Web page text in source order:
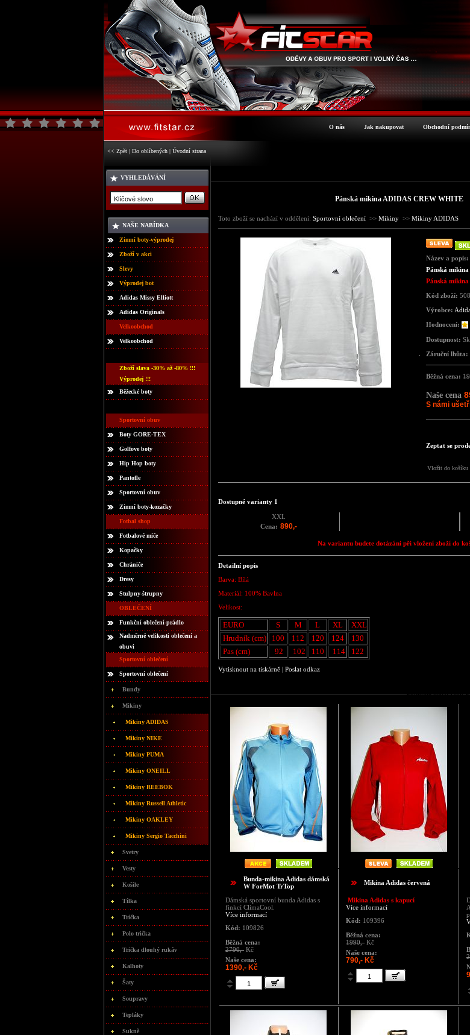
O nás Jak nakupovat Obchodní
<< Zpět | Do oblíbených | Úvodní strana
VYHLEDÁVÁNÍ
NAŠE NABÍDKA
Zimní boty-výprodej
Zboží v akci
Slevy
Výprodej bot
Adidas Missy Elliott
Adidas Originals
Velkoobchod
Velkoobchod
Zboží slava -30% až -80% !!!
Výprodej !!!
Běžecké boty
Sportovní obuv
Boty GORE-TEX
Golfove boty
Hip Hop boty
Pantofle
Sportovní obuv
Zimní boty-kozačky
Fotbal shop
Fotbalové míče
Kopačky
Chrániče
Dresy
Stulpny-štrupny
OBLEČENÍ
Funkční oblečení-prádlo
Nadměrné velikosti oblečení a
obuvi
Sportovní oblečení
Sportovní oblečení
Bundy
Mikiny
Mikiny ADIDAS
Mikiny NIKE
Mikiny PUMA
Mikiny ONEILL
Mikiny REEBOK
Mikiny Russell Athletic
Mikiny OAKLEY
Mikiny Sergio Tacchini
Svetry
Vesty
Košile
Tílka
Trička
Polo trička
Trička dlouhý rukáv
Kalhoty
Šaty
Soupravy
Tepláky
Sukně
Pánská mikina ADIDAS CREW WHITE
Toto zboží se nachází v oddělení: Sportovní oblečení >> Mikiny >> Mikiny ADIDAS
Název a popis:
Pánská
Pánská
Kód zboží:
Výrobce:
Hodnocení:
Dostupnost:
Záruční lhůta:
Běžná cena:
Naše cena
S námi
Zeptat se
Vložit do košíku
Dostupné varianty 1
XXL
Cena: 890,-
Na variantu budete dotázáni při vložení zboží do
Detailní popis
Barva: Bílá
Materiál: 100% Bavlna
Velikost:
EURO S M L XL
XXL
Hrudník (cm)
100 112 120 124
130
Pas (cm)
92 102 110 114 122
Vytisknout na tiskárně | Poslat odkaz
Podobné zboží jako
Bunda-mikina Adidas dámská
W ForMot TrTop
Dámská sportovní bunda Adidas s
finkcí ClimaCool.
Více informací
Kód: 109826
Běžná cena:
2790,- Kč
Naše cena:
1390,- Kč
Mikina Adidas červená
Mikina Adidas s kapucí
Více informací
Kód: 109396
Běžná cena:
1990,- Kč
Naše cena:
790,- Kč